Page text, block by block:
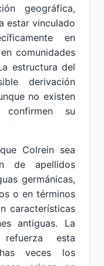
geográfica,
estar vinculado
en
comunidades
estructura del
derivación
no existen
confirmen su
Colrein sea
de apellidos
germánicas,
o en términos
características
antiguas. La
esta
veces los